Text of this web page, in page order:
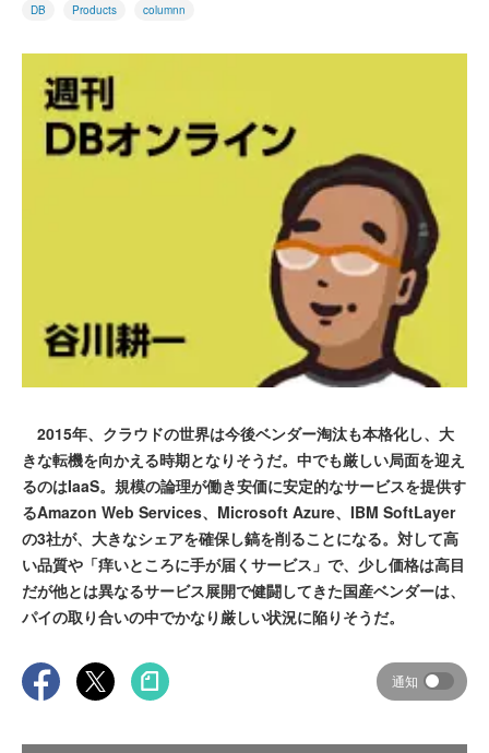
DB Products columnn
2015年、クラウドの世界は今後ベンダー淘汰も本格化し、大
きな転機を向かえる時期となりそうだ。中でも厳しい局面を迎え
るのはIaaS。規模の論理が働き安価に安定的なサービスを提供す
るAmazon Web Services、Microsoft Azure、IBM SoftLayer
の3社が、大きなシェアを確保し鎬を削ることになる。対して高
い品質や「痒いところに手が届くサービス」で、少し価格は高目
だが他とは異なるサービス展開で健闘してきた国産ベンダーは、
パイの取り合いの中でかなり厳しい状況に陥りそうだ。
通知